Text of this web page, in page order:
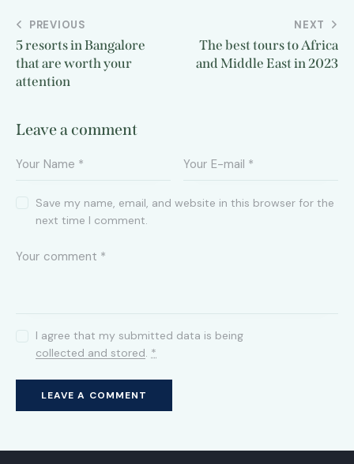
PREVIOUS
5 resorts in Bangalore
that are worth your
attention
NEXT
The best tours to Africa
and Middle East in 2023
Leave a comment
Save my name, email, and website in this browser for the
next time I comment.
I agree that my submitted data is being
collected and stored. *